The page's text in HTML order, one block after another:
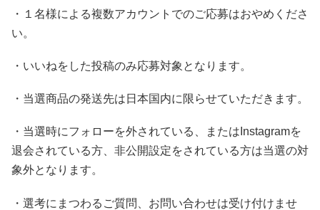
・１名様による複数アカウントでのご応募はおやめくださ
い。
・いいねをした投稿のみ応募対象となります。
・当選商品の発送先は日本国内に限らせていただきます。
・当選時にフォローを外されている、またはInstagramを
退会されている方、非公開設定をされている方は当選の対
象外となります。
・選考にまつわるご質問、お問い合わせは受け付けませ